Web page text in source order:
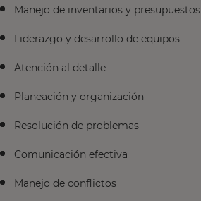
Manejo de inventarios y presupuestos
Liderazgo y desarrollo de equipos
Atención al detalle
Planeación y organización
Resolución de problemas
Comunicación efectiva
Manejo de conflictos